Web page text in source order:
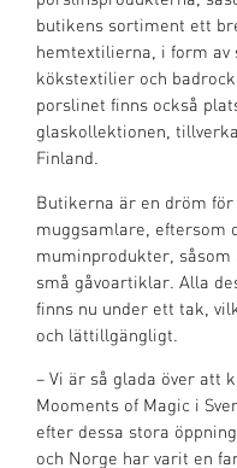
butikens sortiment ett
hemtextilierna, i form av
kökstextilier och
porslinet finns också
glaskollektionen,
Finland.
Butikerna är en dröm
muggsamlare, eftersom
muminprodukter,
små gåvoartiklar. Alla
finns nu under ett tak,
och lättillgängligt.
– Vi är så glada över att
Mooments of Magic i
efter dessa stora
och Norge har varit en